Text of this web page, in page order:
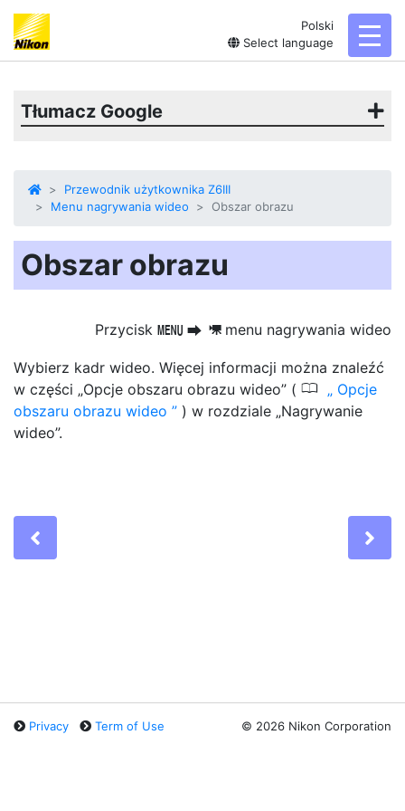
Polski
Select language
Tłumacz Google
Przewodnik użytkownika Z6III
Menu nagrywania wideo
Obszar obrazu
Obszar obrazu
Przycisk G U 1 menu nagrywania wideo
Wybierz kadr wideo. Więcej informacji można znaleźć
w części „Opcje obszaru obrazu wideo” ( 0
Opcje
obszaru obrazu wideo
) w rozdziale „Nagrywanie
wideo”.
Privacy Term of Use © 2026 Nikon Corporation